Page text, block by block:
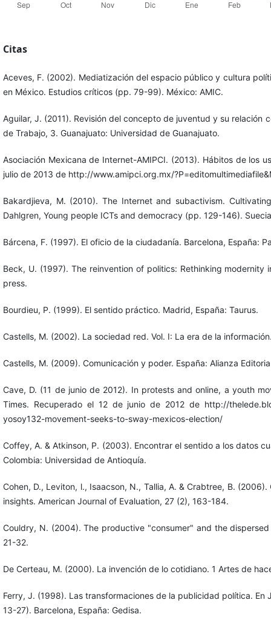
Citas
Aceves, F. (2002). Mediatización del espacio público y cultura
en México. Estudios críticos (pp. 79-99). México: AMIC.
Aguilar, J. (2011). Revisión del concepto de juventud y su relación
de Trabajo, 3. Guanajuato: Universidad de Guanajuato.
Asociación Mexicana de Internet-AMIPCI. (2013). Hábitos de los
julio de 2013 de http://www.amipci.org.mx/
Bakardjieva, M. (2010). The Internet and subactivism.
Dahlgren, Young people ICTs and democracy (pp. 129-146).
Bárcena, F. (1997). El oficio de la ciudadanía. Barcelona, España:
Beck, U. (1997). The reinvention of politics: Rethinking
press.
Bourdieu, P. (1999). El sentido práctico. Madrid, España: Taurus.
Castells, M. (2002). La sociedad red. Vol. I: La era de la
Castells, M. (2009). Comunicación y poder. España: Alianza
Cave, D. (11 de junio de 2012). In protests and online, a youth
Times. Recuperado el 12 de junio de 2012 de http://
yosoy132-movement-seeks-to-sway-mexicos-election/
Coffey, A. & Atkinson, P. (2003). Encontrar el sentido a los datos
Colombia: Universidad de Antioquía.
Cohen, D., Leviton, l., Isaacson, N., Tallia, A. & Crabtree, B.
insights. American Journal of Evaluation, 27 (2), 163-184.
Couldry, N. (2004). The productive "consumer" and the
21-32.
De Certeau, M. (2000). La invención de lo cotidiano. 1 Artes de
Ferry, J. (1998). Las transformaciones de la publicidad política. En
13-27). Barcelona, España: Gedisa.